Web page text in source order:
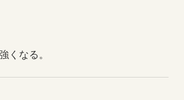
なる。